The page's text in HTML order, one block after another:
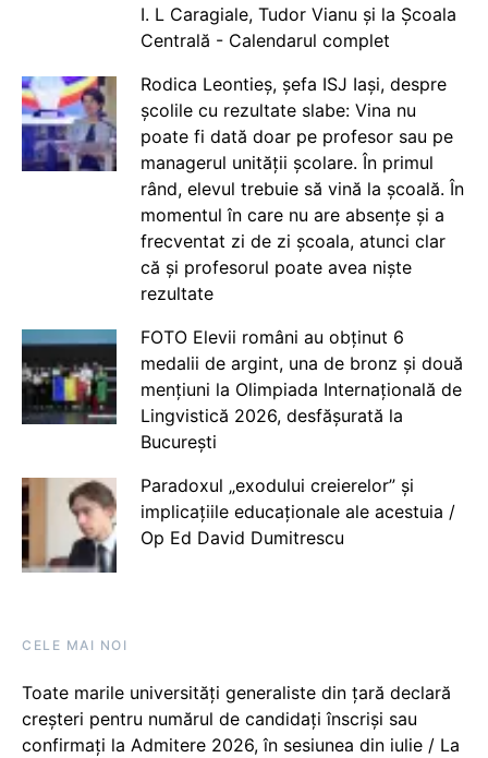
I. L Caragiale, Tudor Vianu și la Școala
Centrală - Calendarul complet
Rodica Leontieș, șefa ISJ Iași, despre
școlile cu rezultate slabe: Vina nu
poate fi dată doar pe profesor sau pe
managerul unității școlare. În primul
rând, elevul trebuie să vină la școală. În
momentul în care nu are absențe și a
frecventat zi de zi școala, atunci clar
că și profesorul poate avea niște
rezultate
FOTO Elevii români au obținut 6
medalii de argint, una de bronz și două
mențiuni la Olimpiada Internațională de
Lingvistică 2026, desfășurată la
București
Paradoxul „exodului creierelor” și
implicațiile educaționale ale acestuia /
Op Ed David Dumitrescu
CELE MAI NOI
Toate marile universități generaliste din țară declară
creșteri pentru numărul de candidați înscriși sau
confirmați la Admitere 2026, în sesiunea din iulie / La